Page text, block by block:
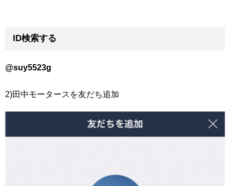
ID検索する
@suy5523g
2)田中モータースを友だち追加